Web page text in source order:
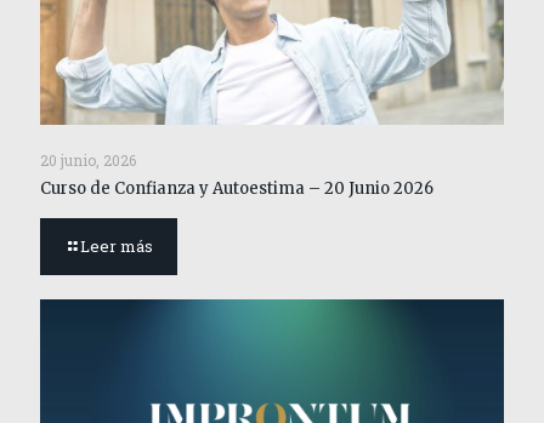
20 junio, 2026
Curso de Confianza y Autoestima – 20 Junio 2026
Leer más